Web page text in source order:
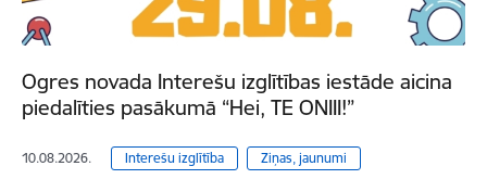
Ogres novada Interešu izglītības iestāde aicina
piedalīties pasākumā “Hei, TE ONIII!”
10.08.2026. Interešu izglītība Ziņas, jaunumi